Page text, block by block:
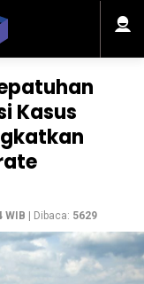
Kasus
WIB | Dibaca: 5629